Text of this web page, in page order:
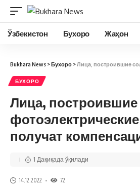
Ўзбекистон Бухоро Жаҳон
Bukhara News >Бухоро >Лица, построившие солнечные
БУХОРО
Лица,
получат
14.12.2022 72
1 Дақиқада ўқилади